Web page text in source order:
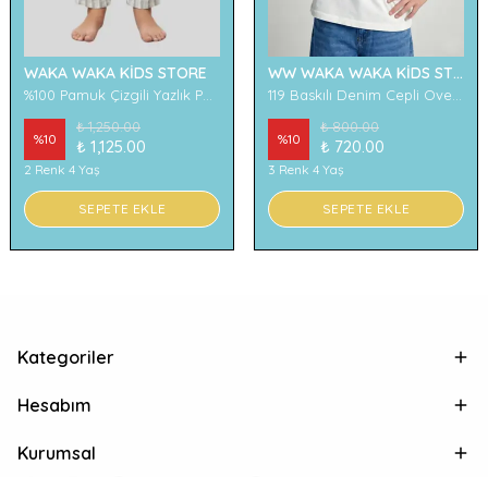
WAKA WAKA KİDS STORE
%10
₺ 1,250.00
₺ 1,125.00
2 Renk 4 Yaş
SEPETE EKLE
WW WAKA WAKA KİDS STORE
%10
₺ 800.00
₺ 720.00
3 Renk 4 Yaş
SEPETE EKLE
Kategoriler
Hesabım
Kurumsal